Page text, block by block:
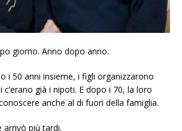
giorno. Anno dopo anno.
i 50 anni insieme, i figli organizzarono
c’erano già i nipoti. E dopo i 70, la loro
anche al di fuori della famiglia.
arrivò più tardi.